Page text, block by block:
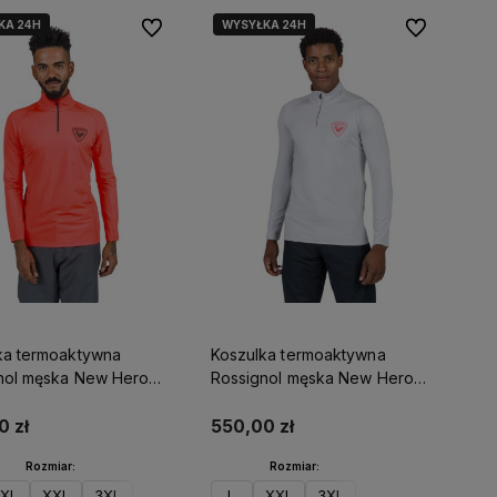
24H
termoaktywna
męska New Hero
zł
Rozmiar:
Do ulubionychWYSYŁKA 24H
Koszulka termoaktywna
Rossignol męska New Hero
550,00 zł
Rozmiar:
Do ulubionych